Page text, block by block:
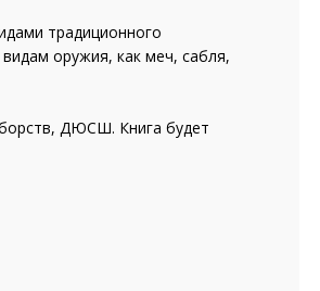
традиционного
оружия, как меч, сабля,
ДЮСШ. Книга будет